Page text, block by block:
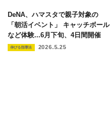
DeNA、ハマスタで親子対象の
「朝活イベント」 キャッチボール
など体験...6月下旬、4日間開催
伸びる指導法 2026.5.25